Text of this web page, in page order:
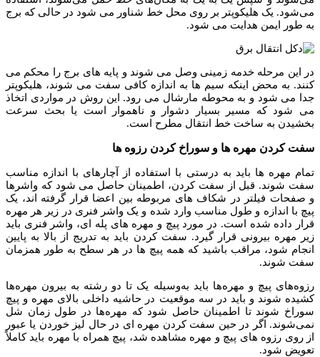
می‌شود. یک هلیکوپتر بر روی محل خط شناور می شود در حالی که برج
به طور ایمن هدایت می شود.
در این مرحله خدمه زمینی وصل می شوند و پایه های برج را محکم می
کنند. به محض اینکه سیم ها به اندازه کافی سفت می شوند، هلیکوپتر
جدا می شود و به محوطه مارشال می رود. این روش در مواردی اتخاذ
می شود که مسیر بسیار دشوار و ناهموار است یا بحث سرعت
بخشیدن به ساخت خط انتقال مطرح است.
سفت کردن مهره ها و سوراخ کردن رزوه ها
تمام مهره ها باید به درستی با استفاده از آچارهای با اندازه مناسب
سفت شوند. قبل از سفت کردن، اطمینان حاصل می شود که واشرها
و صفحات فیلتر در شکاف های مربوطه بین اعضا قرار گرفته اند، یک
پیچ با اندازه و طول مناسب وارد شده و یک واشر فنری در زیر هر مهره
قرار داده شده است. در مورد پیچ و مهره های پله ای، واشر فنری باید
زیر مهره بیرونی قرار گیرد. سفت کردن باید به تدریج از بالا به پایین
انجام شود، مراقب باشید که همه پیچ ها در هر سطح به طور همزمان
سفت شوند.
رزوه‌های پیچ و مهره‌ها باید به‌وسیله یک تا دو رشته به بیرون مهره‌ها
کشیده شوند و باید در سه موقعیت در حاشیه داخلی بالای مهره و پیچ
سوراخ شوند تا اطمینان حاصل شود که مهره‌ها در طول زمان شل
نمی‌شوند. اگر در حین سفت کردن مهره ای در حال لیز خوردن یا عبور
از روی رزوه های پیچ و مهره مشاهده شد، پیچ همراه با مهره باید کاملاً
تعویض شود.